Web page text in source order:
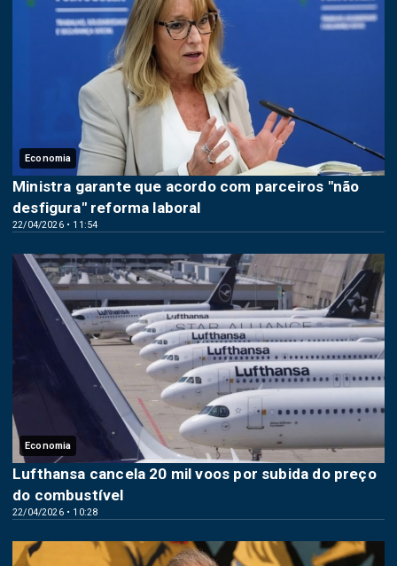
Economia
22/04/2026 • 11:54
Ministra garante que acordo com parceiros "não
desfigura" reforma laboral
Economia
22/04/2026 • 10:28
Lufthansa cancela 20 mil voos por subida do preço
do combustível